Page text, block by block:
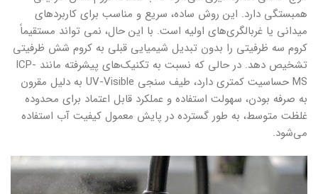
همبستگی دارد. این روش ساده، سریع و مناسب برای کاربردهای
میدانی یا غربالگری‌های اولیه است. با این حال، نمی تواند مستقیماً
کروم سه ظرفیتی را بدون تبدیل شیمیایی قبلی به کروم شش ظرفیتی
تشخیص دهد. در حالی که نسبت به تکنیک‌های پیشرفته مانند ICP-
MS حساسیت کمتری دارد، طیف سنجی UV-Visible به دلیل مقرون
به صرفه بودن، سهولت استفاده و عملکرد قابل اعتماد برای محدوده
غلظت متوسط، به طور گسترده در پایش معمول کیفیت آب استفاده
می‌شود.